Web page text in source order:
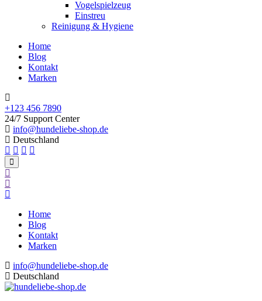
Vogelspielzeug
Einstreu
Reinigung & Hygiene
Home
Blog
Kontakt
Marken
+123 456 7890
24/7 Support Center
info@hundeliebe-shop.de
Deutschland
Home
Blog
Kontakt
Marken
info@hundeliebe-shop.de
Deutschland